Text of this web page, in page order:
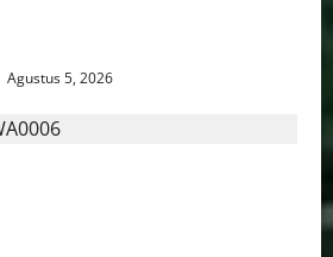
Agustus 5, 2026